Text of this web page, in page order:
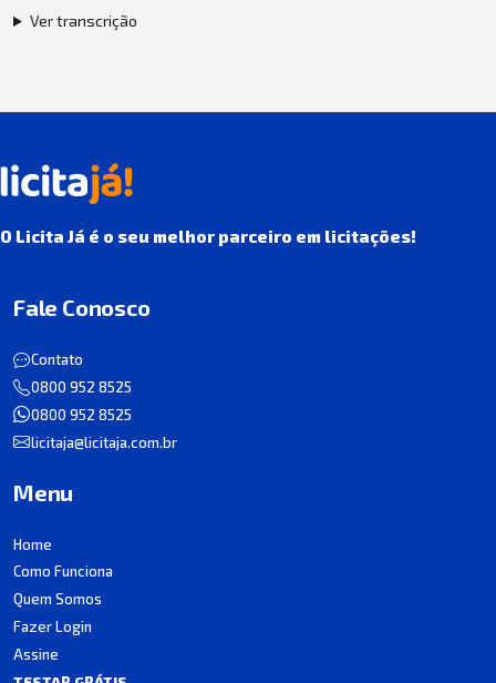
Ver transcrição
O Licita Já é o seu melhor parceiro em licitações!
Fale Conosco
Contato
0800 952 8525
0800 952 8525
licitaja@licitaja.com.br
Menu
Home
Como Funciona
Quem Somos
Fazer Login
Assine